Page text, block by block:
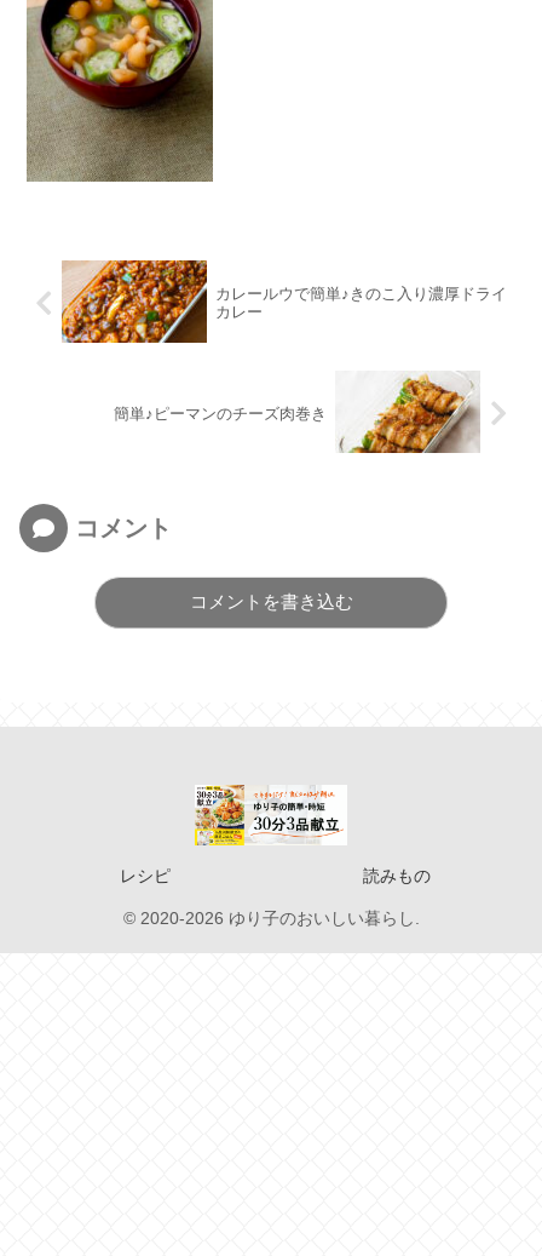
カレールウで簡単♪きのこ入り濃厚ドライ
カレー
簡単♪ピーマンのチーズ肉巻き
コメント
コメントを書き込む
レシピ 読みもの
© 2020-2026 ゆり子のおいしい暮らし.